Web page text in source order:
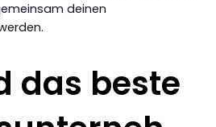
deinen
das beste